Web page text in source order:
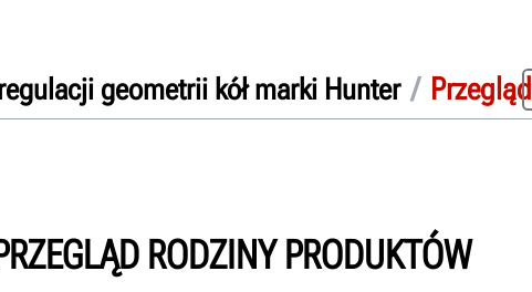
geometrii kół marki Hunter / Przegląd
RODZINY PRODUKTÓW